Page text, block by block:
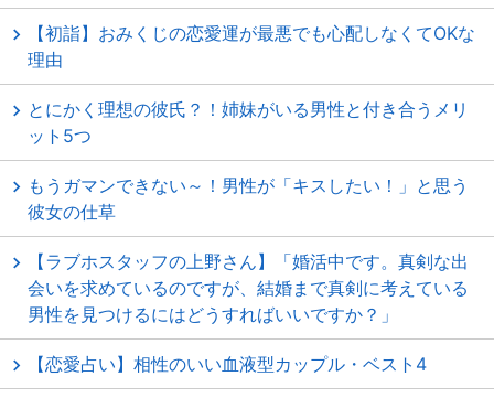
【初詣】おみくじの恋愛運が最悪でも心配しなくてOKな
理由
とにかく理想の彼氏？！姉妹がいる男性と付き合うメリ
ット5つ
もうガマンできない～！男性が「キスしたい！」と思う
彼女の仕草
【ラブホスタッフの上野さん】「婚活中です。真剣な出
会いを求めているのですが、結婚まで真剣に考えている
男性を見つけるにはどうすればいいですか？」
【恋愛占い】相性のいい血液型カップル・ベスト4